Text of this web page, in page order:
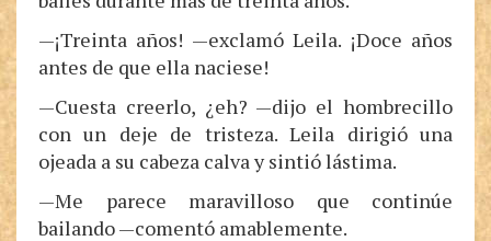
—¡Treinta años! —exclamó Leila. ¡Doce años
antes de que ella naciese!
—Cuesta creerlo, ¿eh? —dijo el hombrecillo
con un deje de tristeza. Leila dirigió una
ojeada a su cabeza calva y sintió lástima.
—Me parece maravilloso que continúe
bailando —comentó amablemente.